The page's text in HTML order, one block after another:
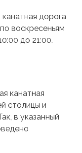
дорога
воскресеньям
до 21:00.
канатная
столицы и
в указанный